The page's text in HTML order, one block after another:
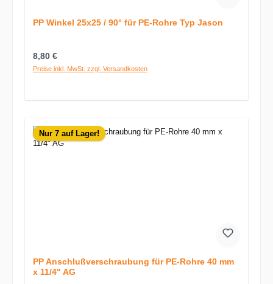
PP Winkel 25x25 / 90° für PE-Rohre Typ Jason
Regulärer Preis:
8,80 €
Preise inkl. MwSt. zzgl. Versandkosten
Nur 7 auf Lager!
PP Anschlußverschraubung für PE-Rohre 40 mm
x 11/4" AG